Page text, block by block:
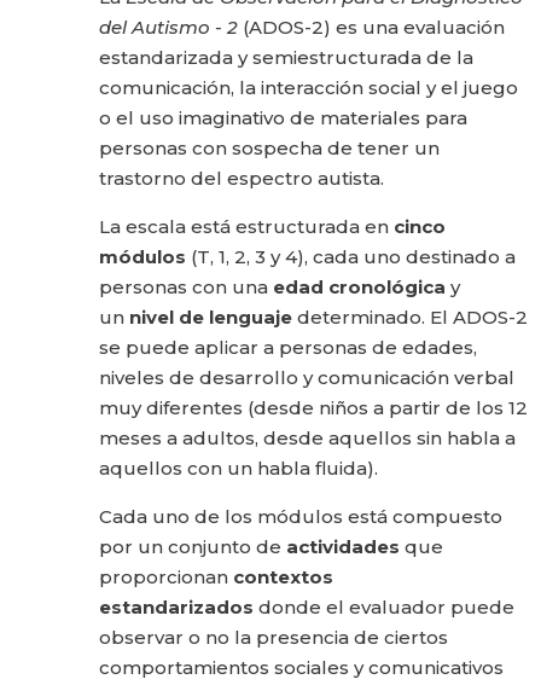
del Autismo - 2 (ADOS-2) es una evaluación
estandarizada y semiestructurada de la
comunicación, la interacción social y el juego
o el uso imaginativo de materiales para
personas con sospecha de tener un
trastorno del espectro autista.
La escala está estructurada en cinco
módulos (T, 1, 2, 3 y 4), cada uno destinado a
personas con una edad cronológica y
un nivel de lenguaje determinado. El ADOS-2
se puede aplicar a personas de edades,
niveles de desarrollo y comunicación verbal
muy diferentes (desde niños a partir de los 12
meses a adultos, desde aquellos sin habla a
aquellos con un habla fluida).
Cada uno de los módulos está compuesto
por un conjunto de actividades que
proporcionan contextos
estandarizados donde el evaluador puede
observar o no la presencia de ciertos
comportamientos sociales y comunicativos